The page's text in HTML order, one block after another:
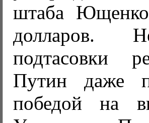
штаба
долларов.
подтасовки
Путин даже
победой на